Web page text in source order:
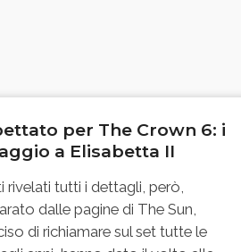
per The Crown 6: i
a Elisabetta II
rivelati tutti i dettagli, però,
dalle pagine di The Sun,
di richiamare sul set tutte le